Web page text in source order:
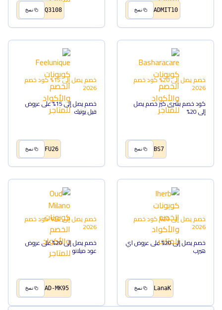
ADMIT10 نسخ Q3108 نسخ
خصم يصل إلى 20% كود خصم
2026
كود خصم بشرى كير خصم يصل
إلى 20%
BS7 نسخ
خصم يصل إلى 15% كود خصم
2026
خصم يصل إلى 15% على عروض
فيل يونيك
FU26 نسخ
خصم يصل إلى 20% كود خصم
2026
خصم يصل إلى 20% على عروض اي
هيرب
LanaK نسخ
خصم يصل إلى 20% كود خصم
2026
خصم يصل إلى 20% على عروض
عود ميلانو
AD-MK95 نسخ